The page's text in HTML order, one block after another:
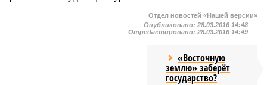
Отдел новостей «Нашей версии»
Опубликовано: 28.03.2016 14:48
Отредактировано: 28.03.2016 14:49
«Восточную
землю» заберёт
государство?